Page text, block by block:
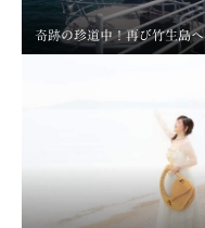
奇跡の珍道中！再び竹生島へ